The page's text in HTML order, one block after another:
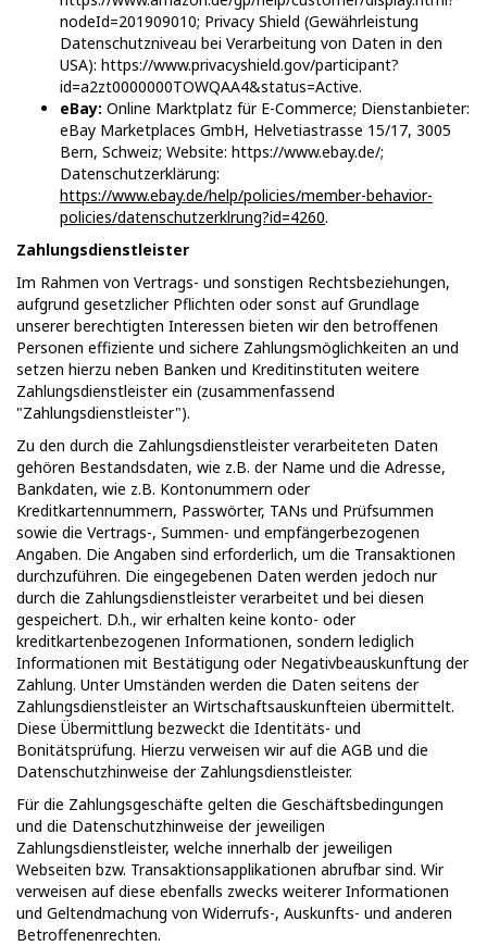
nodeId=201909010; Privacy Shield (Gewährleistung
Datenschutzniveau bei Verarbeitung von Daten in den
USA): https://www.privacyshield.gov/participant?
id=a2zt0000000TOWQAA4&status=Active.
eBay: Online Marktplatz für E-Commerce; Dienstanbieter:
eBay Marketplaces GmbH, Helvetiastrasse 15/17, 3005
Bern, Schweiz; Website: https://www.ebay.de/;
Datenschutzerklärung:
https://www.ebay.de/help/policies/member-behavior-
policies/datenschutzerklrung?id=4260.
Zahlungsdienstleister
Im Rahmen von Vertrags- und sonstigen Rechtsbeziehungen,
aufgrund gesetzlicher Pflichten oder sonst auf Grundlage
unserer berechtigten Interessen bieten wir den betroffenen
Personen effiziente und sichere Zahlungsmöglichkeiten an und
setzen hierzu neben Banken und Kreditinstituten weitere
Zahlungsdienstleister ein (zusammenfassend
"Zahlungsdienstleister").
Zu den durch die Zahlungsdienstleister verarbeiteten Daten
gehören Bestandsdaten, wie z.B. der Name und die Adresse,
Bankdaten, wie z.B. Kontonummern oder
Kreditkartennummern, Passwörter, TANs und Prüfsummen
sowie die Vertrags-, Summen- und empfängerbezogenen
Angaben. Die Angaben sind erforderlich, um die Transaktionen
durchzuführen. Die eingegebenen Daten werden jedoch nur
durch die Zahlungsdienstleister verarbeitet und bei diesen
gespeichert. D.h., wir erhalten keine konto- oder
kreditkartenbezogenen Informationen, sondern lediglich
Informationen mit Bestätigung oder Negativbeauskunftung der
Zahlung. Unter Umständen werden die Daten seitens der
Zahlungsdienstleister an Wirtschaftsauskunfteien übermittelt.
Diese Übermittlung bezweckt die Identitäts- und
Bonitätsprüfung. Hierzu verweisen wir auf die AGB und die
Datenschutzhinweise der Zahlungsdienstleister.
Für die Zahlungsgeschäfte gelten die Geschäftsbedingungen
und die Datenschutzhinweise der jeweiligen
Zahlungsdienstleister, welche innerhalb der jeweiligen
Webseiten bzw. Transaktionsapplikationen abrufbar sind. Wir
verweisen auf diese ebenfalls zwecks weiterer Informationen
und Geltendmachung von Widerrufs-, Auskunfts- und anderen
Betroffenenrechten.